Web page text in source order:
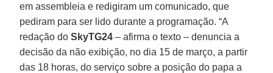
em assembleia e redigiram um comunicado, que
pediram para ser lido durante a programação. “A
redação doSkyTG24 – afirma o texto – denuncia a
decisão da não exibição, no dia 15 de março, a partir
das 18 horas, do serviço sobre a posição do papa a